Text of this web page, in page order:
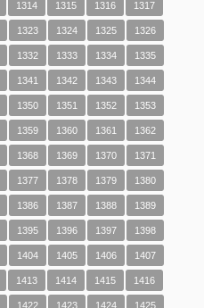
1314 1315 1316 1317
1323 1324 1325 1326
1332 1333 1334 1335
1341 1342 1343 1344
1350 1351 1352 1353
1359 1360 1361 1362
1368 1369 1370 1371
1377 1378 1379 1380
1386 1387 1388 1389
1395 1396 1397 1398
1404 1405 1406 1407
1413 1414 1415 1416
1422 1423 1424 1425